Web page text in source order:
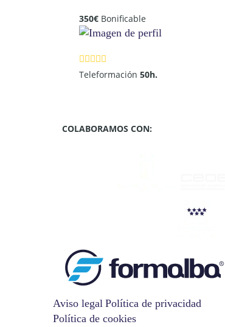
350€ Bonificable
Teleformación 50h.
COLABORAMOS CON:
Aviso legal Política de privacidad
Política de cookies